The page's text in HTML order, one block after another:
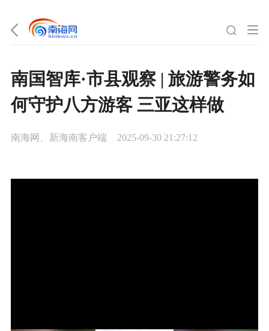
南国智库·市县观察 | 旅游警务如
何守护八方游客 三亚这样做
南海网、新海南客户端 2025-09-30 21:27:12